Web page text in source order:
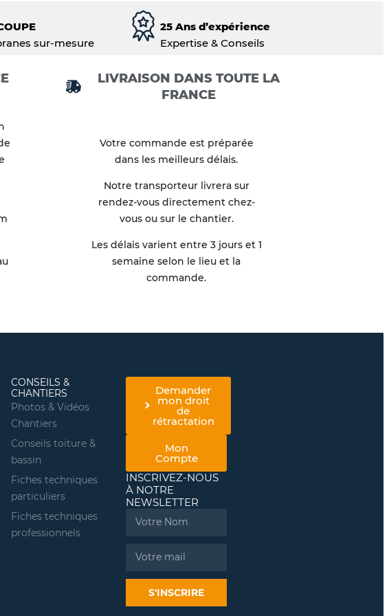
sur-mesure
25 Ans d’expérience
Expertise & Conseils
LIVRAISON DANS TOUTE LA
FRANCE
Votre commande est préparée
dans les meilleurs délais.
Notre transporteur livrera sur
rendez-vous directement chez-
vous ou sur le chantier.
Les délais varient entre 3 jours et 1
semaine selon le lieu et la
commande.
CONSEILS &
CHANTIERS
Photos & Vidéos
Chantiers
Conseils toiture &
bassin
Fiches techniques
particuliers
Fiches techniques
professionnels
Demander
mon droit
de
rétractation
Mon
Compte
INSCRIVEZ-NOUS
À NOTRE
NEWSLETTER
Name
Email
S'INSCRIRE